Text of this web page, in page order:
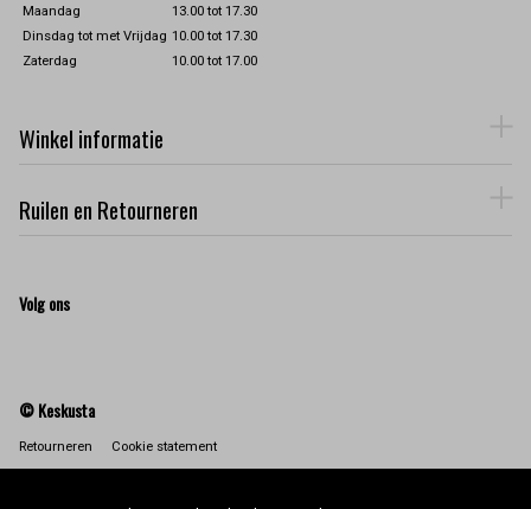
Maandag
13.00 tot 17.30
Dinsdag tot met Vrijdag 10.00 tot 17.30
Zaterdag
10.00 tot 17.00
Winkel informatie
Ruilen en Retourneren
Volg ons
© Keskusta
Retourneren Cookie statement